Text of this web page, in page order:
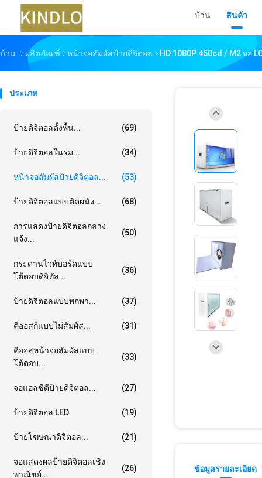
บ้าน สินค้า
บ้าน ผลิตภัณฑ์ หน้าจอสัมผัสป้ายดิจิตอล HD 1080P 450cd / M2 จอ
ประเภท
ป้ายดิจิตอลตั้งพื้น... (69)
ป้ายดิจิตอลในร่ม... (34)
หน้าจอสัมผัสป้ายดิจิตอล... (53)
ป้ายดิจิตอลแบบติดผนัง... (68)
การแสดงป้ายดิจิตอลกลาง
แจ้ง...
(50)
กระดานไวท์บอร์ดแบบ
โต้ตอบดิจิทัล...
(36)
ป้ายดิจิตอลแบบพกพา... (37)
คีออสก์แบบไม่สัมผัส... (31)
คีออสหน้าจอสัมผัสแบบ
โต้ตอบ...
(33)
จอแอลซีดีป้ายดิจิตอล... (27)
ป้ายดิจิตอล LED (19)
ป้ายโฆษณาดิจิตอล... (21)
จอแสดงผลป้ายดิจิตอลเชิง
พาณิชย์...
(26) ข้อมูลรายละเอียด